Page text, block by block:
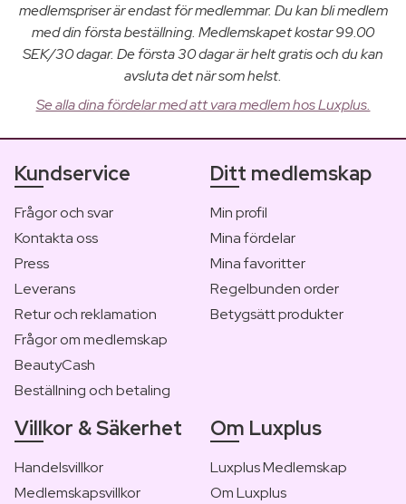
medlemspriser är endast för medlemmar. Du kan bli medlem
med din första beställning. Medlemskapet kostar 99.00
SEK/30 dagar. De första 30 dagar är helt gratis och du kan
avsluta det när som helst.
Se alla dina fördelar med att vara medlem hos Luxplus.
Kundservice
Frågor och svar
Kontakta oss
Press
Leverans
Retur och reklamation
Frågor om medlemskap
BeautyCash
Beställning och betaling
Ditt medlemskap
Min profil
Mina fördelar
Mina favoritter
Regelbunden order
Betygsätt produkter
Villkor & Säkerhet
Handelsvillkor
Medlemskapsvillkor
Om Luxplus
Luxplus Medlemskap
Om Luxplus